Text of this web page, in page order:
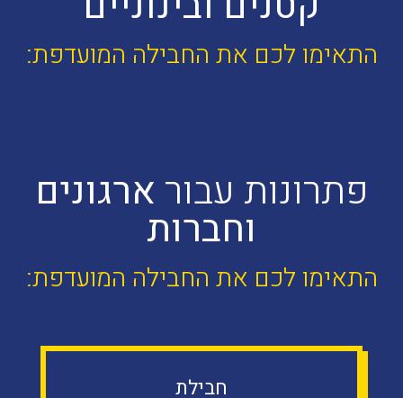
התאימו לכם את החבילה המועדפת:
פתרונות עבור ארגונים
וחברות
התאימו לכם את החבילה המועדפת:
חבילת